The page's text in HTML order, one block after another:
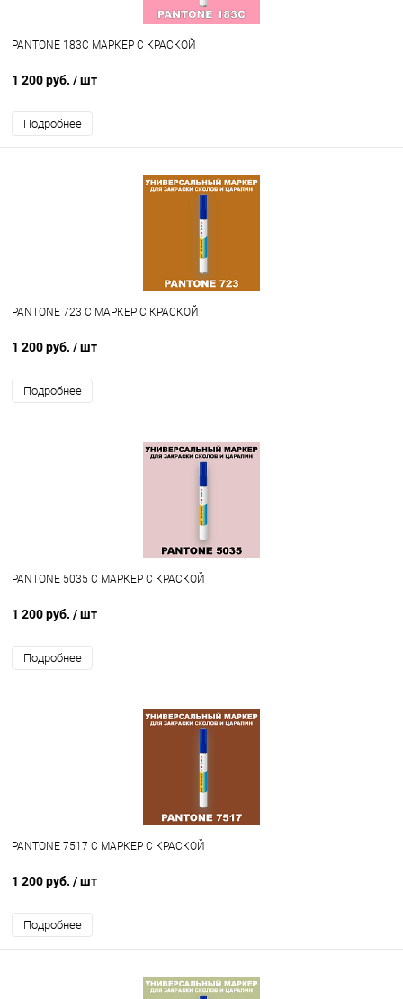
PANTONE 183C МАРКЕР С КРАСКОЙ
1 200 руб. / шт
Подробнее
PANTONE 723 C МАРКЕР С КРАСКОЙ
1 200 руб. / шт
Подробнее
PANTONE 5035 C МАРКЕР С КРАСКОЙ
1 200 руб. / шт
Подробнее
PANTONE 7517 C МАРКЕР С КРАСКОЙ
1 200 руб. / шт
Подробнее